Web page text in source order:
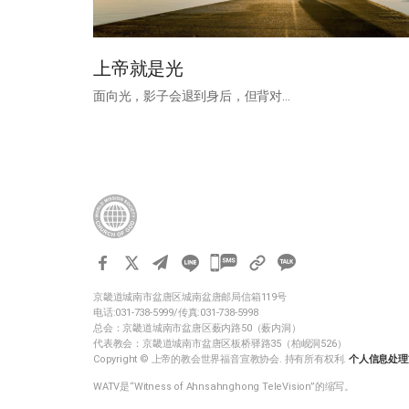
上帝就是光
面向光，影子会退到身后，但背对…
카
오
톡
공
하
京畿道城南市盆唐区城南盆唐邮局信箱119号
电话:031-738-5999/传真:031-738-5998
总会：京畿道城南市盆唐区薮内路50（薮内洞）
代表教会：京畿道城南市盆唐区板桥驿路35（柏岘洞526）
Copyright © 上帝的教会世界福音宣教协会. 持有所有权利.个人信息处
WATV是“Witness of Ahnsahnghong TeleVision”的缩写。